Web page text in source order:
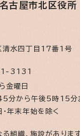
名古屋市北区役所
清水四丁目17番1号
3131
金曜日
分から午後5時15分
・年末年始を除く
組織、施設がありま